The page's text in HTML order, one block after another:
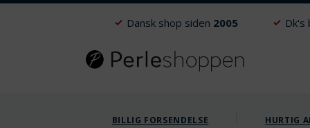
Dansk shop siden 2005
BILLIG FORSENDELSE HURTIG